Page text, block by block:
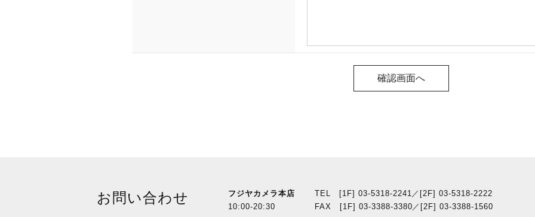
お問い合わせ
フジヤカメラ本店
10:00-20:30
TEL [1F] 03-5318-2241／[2F] 03-5318-2222
FAX [1F] 03-3388-3380／[2F] 03-3388-1560